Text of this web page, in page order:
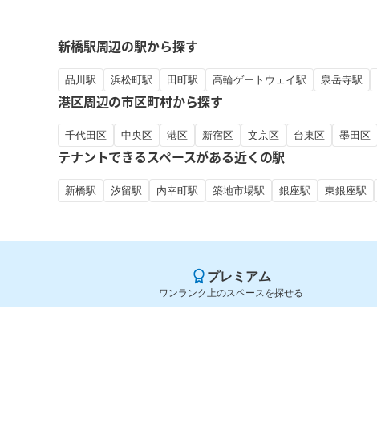
新橋駅周辺の駅から探す
品川駅 浜松町駅 田町駅 高輪ゲートウェイ駅 泉岳寺駅
港区周辺の市区町村から探す
千代田区 中央区 港区 新宿区 文京区 台東区 墨田区
テナントできるスペースがある近くの駅
新橋駅 汐留駅 内幸町駅 築地市場駅 銀座駅 東銀座駅
プレミアム
ワンランク上のスペースを探せる